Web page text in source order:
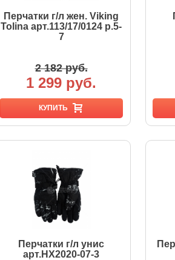
Перчатки г/л жен. Viking
Tolina арт.113/17/0124 р.5-
7
2 182 руб.
1 299 руб.
КУПИТЬ
Перчатки г/л унис
арт.HX2020-07-3